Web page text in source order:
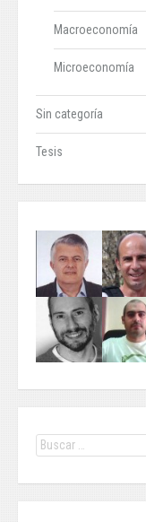
Macroeconomía
Microeconomía
Sin categoría
Tesis